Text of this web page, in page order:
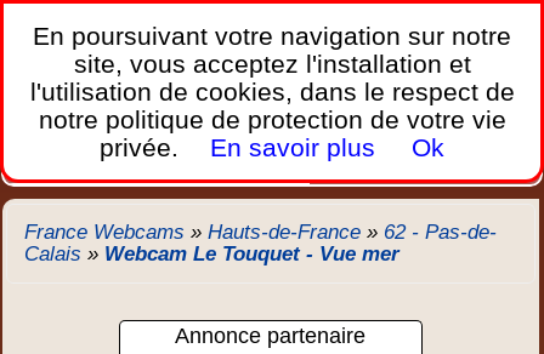
France Webcams,
Les webcams sur mobiles, portables et PC.
Home Bretagne Corse Plages Ports Montagnes
Trafic Chercher New
France Webcams »Hauts-de-France » 62 - Pas-de-
Calais » Webcam Le Touquet - Vue mer
Annonce partenaire
En poursuivant votre navigation sur notre
site, vous acceptez l'installation et
l'utilisation de cookies, dans le respect de
notre politique de protection de votre vie
privée.
En savoir plus Ok